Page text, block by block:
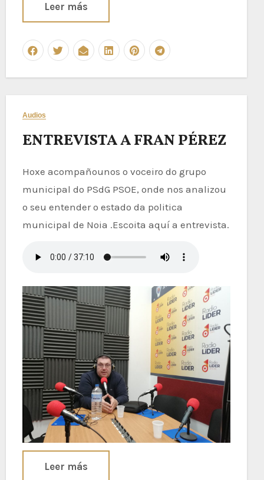
Leer más
Audios
ENTREVISTA A FRAN PÉREZ
Hoxe acompañounos o voceiro do grupo
municipal do PSdG PSOE, onde nos analizou
o seu entender o estado da politica
municipal de Noia .Escoita aquí a entrevista.
Leer más